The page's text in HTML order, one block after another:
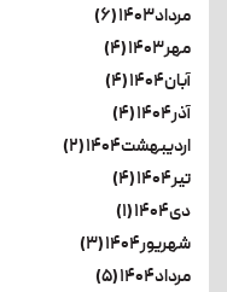
مرداد۱۴۰۳ (۶)
مهر۱۴۰۳ (۴)
آبان۱۴۰۴ (۴)
آذر۱۴۰۴ (۴)
اردیبهشت۱۴۰۴ (۲)
تیر۱۴۰۴ (۴)
دی۱۴۰۴ (۱)
شهریور۱۴۰۴ (۳)
مرداد۱۴۰۴ (۵)